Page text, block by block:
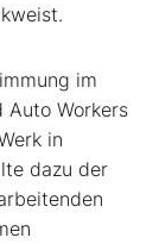
im
Workers
in
dazu der